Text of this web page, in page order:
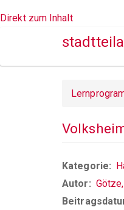
Direkt zum Inhalt
Kategorie
Autor